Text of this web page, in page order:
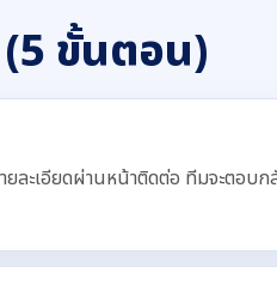
ขั้นตอน)
ะเอียดผ่านหน้าติดต่อ ทีมจะตอบก